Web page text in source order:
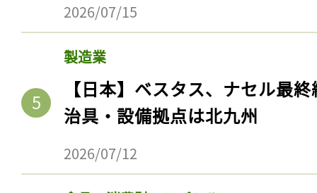
2026/07/15
製造業
【日本】ベスタス、ナセル最
治具・設備拠点は北九州
2026/07/12